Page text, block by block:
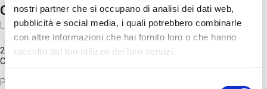
nostri partner che si occupano di analisi dei dati web,
pubblicità e social media, i quali potrebbero combinarle
con altre informazioni che hai fornito loro o che hanno
raccolto dal tuo utilizzo dei loro servizi.
Selezione
Come funziona il cervello?
Laboratorio
20 Set 2026 / 11:15 - 13:00
Costo
Proveremo a costruire un cervello in cartoncino cercando di